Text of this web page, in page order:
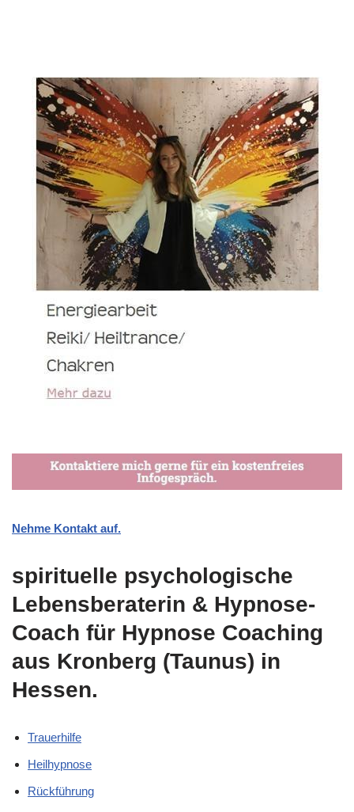
Nehme Kontakt auf.
spirituelle psychologische
Lebensberaterin & Hypnose-
Coach für Hypnose Coaching
aus Kronberg (Taunus) in
Hessen.
Trauerhilfe
Heilhypnose
Rückführung